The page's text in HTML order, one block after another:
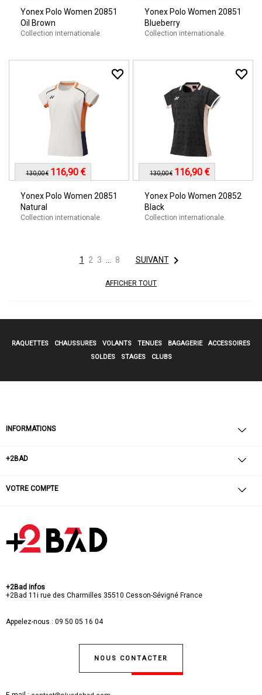
Yonex Polo Women 20851
Oil Brown
Collection internationale.
Yonex Polo Women 20851
Blueberry
Collection internationale.
Yonex Polo Women 20851
Natural
Collection internationale.
130,00 € 116,90 €
Yonex Polo Women 20852
Black
Collection internationale.
130,00 € 116,90 €
1 2 3 8 SUIVANT
AFFICHER TOUT
RAQUETTES CHAUSSURES VOLANTS TENUES BAGAGERIE
ACCESSOIRES
SOLDES
STAGES CLUBS
INFORMATIONS
+2BAD
VOTRE COMPTE
+2Bad infos
+2Bad 11i rue des Charmilles 35510 Cesson-Sévigné France
Appelez-nous : 09 50 05 16 04
NOUS CONTACTER